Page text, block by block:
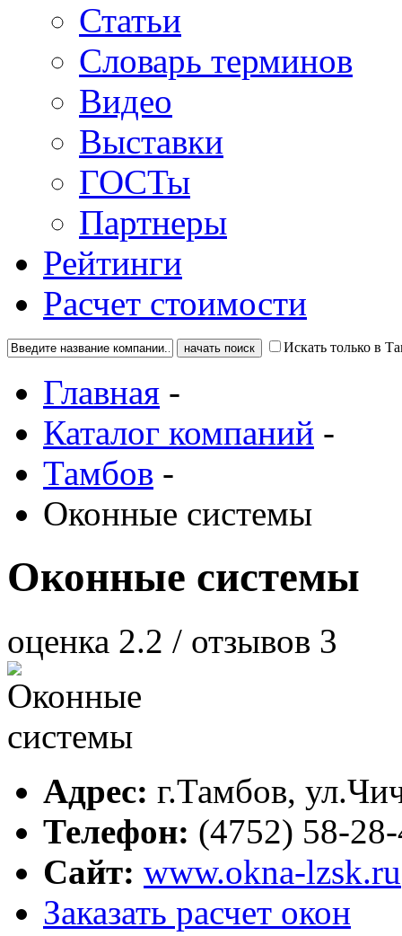
Статьи
Словарь терминов
Видео
Выставки
ГОСТы
Партнеры
Рейтинги
Расчет стоимости
Искать только в
Главная -
Каталог компаний -
Тамбов -
Оконные системы
Оконные системы
оценка 2.2 / отзывов 3
Адрес: г.Тамбов,
Телефон: (4752) 58-
Сайт: www.okna-lzsk.ru
Заказать расчет окон